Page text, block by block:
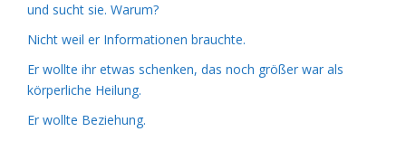
und sucht sie. Warum?
Nicht weil er Informationen brauchte.
Er wollte ihr etwas schenken, das noch größer war als
körperliche Heilung.
Er wollte Beziehung.